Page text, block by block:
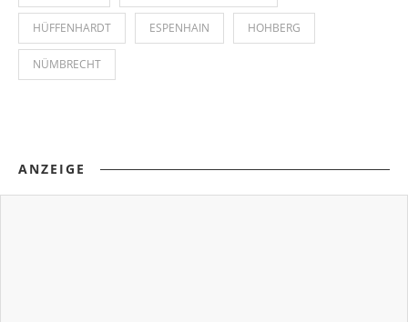
HÜFFENHARDT ESPENHAIN HOHBERG
NÜMBRECHT
ANZEIGE